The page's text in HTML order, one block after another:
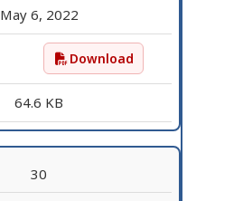
May 6, 2022
अंधारखोली सहाय्यक या पदावर
Download
64.6 KB
30